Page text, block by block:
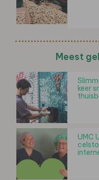
Meest
keer
UMC